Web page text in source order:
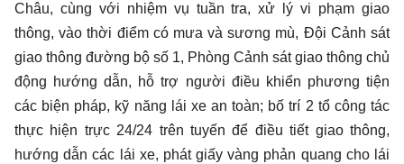
Châu, cùng với nhiệm vụ tuần tra, xử lý vi phạm giao
thông, vào thời điểm có mưa và sương mù, Đội Cảnh sát
giao thông đường bộ số 1, Phòng Cảnh sát giao thông chủ
động hướng dẫn, hỗ trợ người điều khiển phương tiện
các biện pháp, kỹ năng lái xe an toàn; bố trí 2 tổ công tác
thực hiện trực 24/24 trên tuyến để điều tiết giao thông,
hướng dẫn các lái xe, phát giấy vàng phản quang cho lái